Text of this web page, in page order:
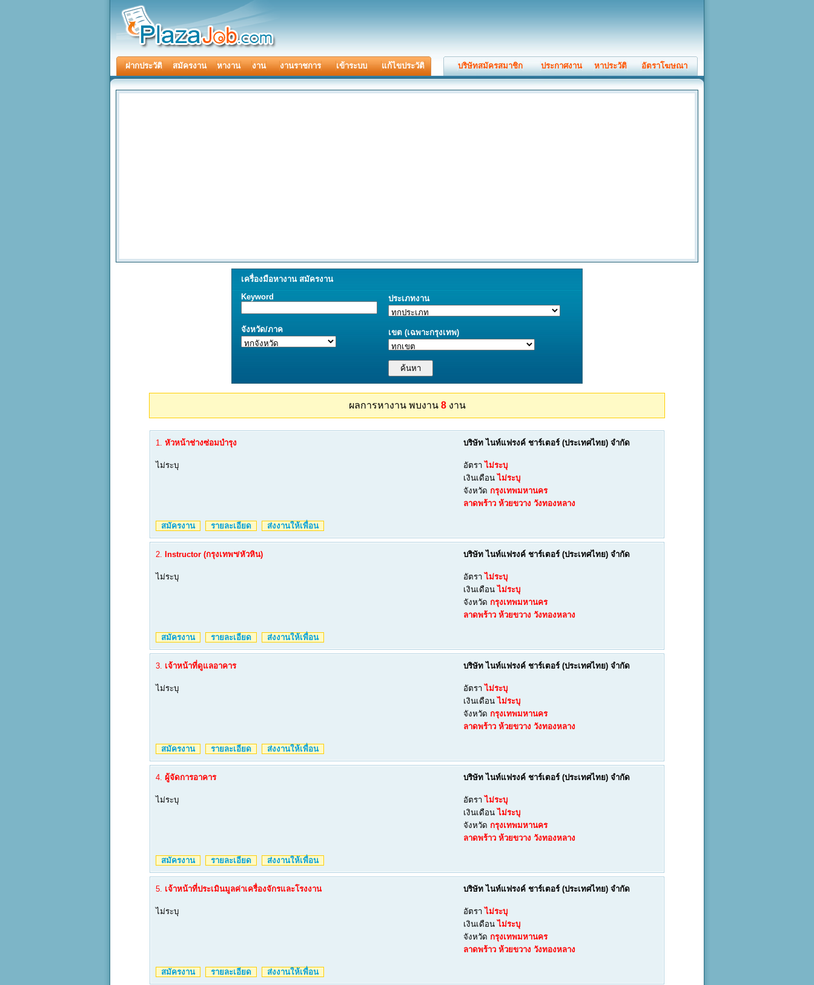
ฝากประวัติ สมัครงาน หางาน งาน งานราชการ เข้าระบบ แก้ไขประวัติ บริษัทสมัครสมาชิก ประกาศงาน หาประวัติ อัตราโฆษณา
เครื่องมือหางาน สมัครงาน
Keyword
จังหวัด/ภาค
ประเภทงาน
เขต (เฉพาะกรุงเทพ)
ผลการหางาน พบงาน 8งาน
1. หัวหน้าช่างซ่อมบำรุง บริษัท ไนท์แฟรงค์ ชาร์เตอร์ (ประเทศไทย) จำกัด
ไม่ระบุ อัตรา ไม่ระบุ
เงินเดือน ไม่ระบุ
จังหวัด กรุงเทพมหานคร
ลาดพร้าว ห้วยขวาง วังทองหลาง
สมัครงาน รายละเอียด ส่งงานให้เพื่อน
2. Instructor (กรุงเทพฯ/หัวหิน) บริษัท ไนท์แฟรงค์ ชาร์เตอร์ (ประเทศไทย) จำกัด
ไม่ระบุ อัตรา ไม่ระบุ
เงินเดือน ไม่ระบุ
จังหวัด กรุงเทพมหานคร
ลาดพร้าว ห้วยขวาง วังทองหลาง
สมัครงาน รายละเอียด ส่งงานให้เพื่อน
3. เจ้าหน้าที่ดูแลอาคาร บริษัท ไนท์แฟรงค์ ชาร์เตอร์ (ประเทศไทย) จำกัด
ไม่ระบุ อัตรา ไม่ระบุ
เงินเดือน ไม่ระบุ
จังหวัด กรุงเทพมหานคร
ลาดพร้าว ห้วยขวาง วังทองหลาง
สมัครงาน รายละเอียด ส่งงานให้เพื่อน
4. ผู้จัดการอาคาร บริษัท ไนท์แฟรงค์ ชาร์เตอร์ (ประเทศไทย) จำกัด
ไม่ระบุ อัตรา ไม่ระบุ
เงินเดือน ไม่ระบุ
จังหวัด กรุงเทพมหานคร
ลาดพร้าว ห้วยขวาง วังทองหลาง
สมัครงาน รายละเอียด ส่งงานให้เพื่อน
5. เจ้าหน้าที่ประเมินมูลค่าเครื่องจักรและโรงงาน บริษัท ไนท์แฟรงค์ ชาร์เตอร์ (ประเทศไทย) จำกัด
ไม่ระบุ อัตรา ไม่ระบุ
เงินเดือน ไม่ระบุ
จังหวัด กรุงเทพมหานคร
ลาดพร้าว ห้วยขวาง วังทองหลาง
สมัครงาน รายละเอียด ส่งงานให้เพื่อน